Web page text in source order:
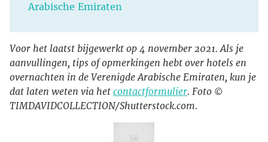
Arabische Emiraten
Voor het laatst bijgewerkt op 4 november 2021. Als je
aanvullingen, tips of opmerkingen hebt over hotels en
overnachten in de Verenigde Arabische Emiraten, kun je
dat laten weten via het contactformulier. Foto ©
TIMDAVIDCOLLECTION/Shutterstock.com.